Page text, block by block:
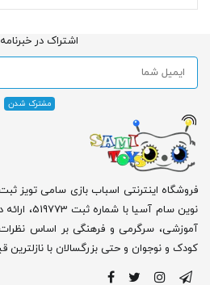
اشتراک در خبرنامه
فروشگاه اینترنتی اسباب بازی سامی تویز
نوین سام
آموزشی، سرگرمی و فرهنگی بر اساس نظرات
کودک و نوجوان و حتی بزرگسالان با نازلترین